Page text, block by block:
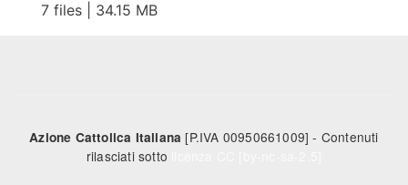
7 files | 34.15 MB
Azione Cattolica Italiana [P.IVA 00950661009] - Contenuti
rilasciati sotto